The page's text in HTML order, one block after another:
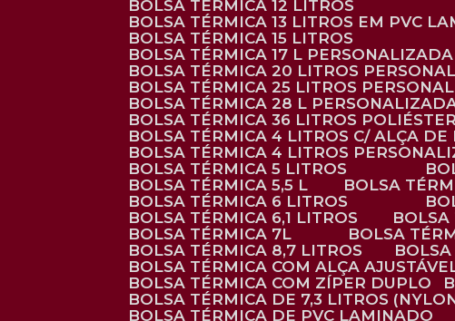
BOLSA TÉRMICA 12 LITROS
BOLSA TÉRMICA 13 LITROS EM PVC
BOLSA TÉRMICA 15 LITROS
BOLSA TÉRMICA 17 L PERSONALIZADA
BOLSA TÉRMICA 20 LITROS
BOLSA TÉRMICA 25 LITROS
BOLSA TÉRMICA 28 L
BOLSA TÉRMICA 36 LITROS POLIÉSTER
BOLSA TÉRMICA 4 LITROS C/ ALÇA
BOLSA TÉRMICA 4 LITROS
BOLSA TÉRMICA 5 LITROS
BOLSA TÉRMICA 5,5 L
BOLSA
BOLSA TÉRMICA 6 LITROS
BOLSA TÉRMICA 6,1 LITROS
BOLSA TÉRMICA 7L
BOLSA
BOLSA TÉRMICA 8,7 LITROS
BOLSA TÉRMICA COM ALÇA
BOLSA TÉRMICA COM ZÍPER DUPLO
BOLSA TÉRMICA DE 7,3 LITROS
BOLSA TÉRMICA DE PVC LAMINADO